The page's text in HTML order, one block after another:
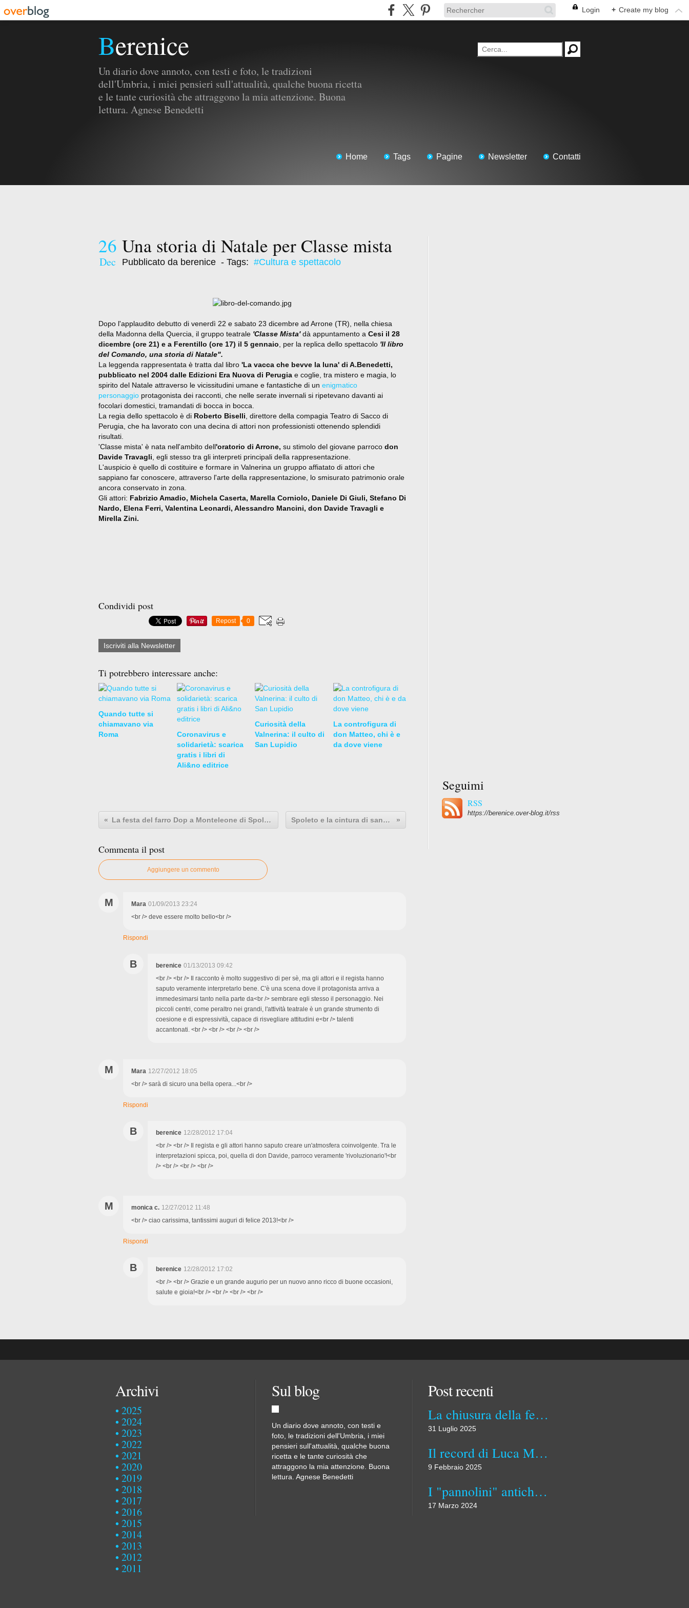
Login + Create my blog
Berenice
Un diario dove annoto, con testi e foto, le tradizioni
dell'Umbria, i miei pensieri sull'attualità, qualche buona ricetta
e le tante curiosità che attraggono la mia attenzione. Buona
lettura. Agnese Benedetti
Home Tags Pagine Newsletter Contatti
26
Dec
Una storia di Natale per Classe mista
Pubblicato da berenice - Tags: #Cultura e spettacolo
Dopo l'applaudito debutto di venerdì 22 e sabato 23 dicembre ad Arrone (TR), nella chiesa
della Madonna della Quercia, il gruppo teatrale 'Classe Mista'dà appuntamento a Cesi il 28
dicembre (ore 21) e a Ferentillo (ore 17) il 5 gennaio , per la replica dello spettacolo 'Il libro
del Comando, una storia di Natale".
La leggenda rappresentata è tratta dal libro 'La vacca che bevve la luna' di A.Benedetti,
pubblicato nel 2004 dalle Edizioni Era Nuova di Perugia e coglie, tra mistero e magia, lo
spirito del Natale attraverso le vicissitudini umane e fantastiche di un enigmatico
personaggio protagonista dei racconti, che nelle serate invernali si ripetevano davanti ai
focolari domestici, tramandati di bocca in bocca.
La regia dello spettacolo è di Roberto Biselli , direttore della compagia Teatro di Sacco di
Perugia, che ha lavorato con una decina di attori non professionisti ottenendo splendidi
risultati.
'Classe mista' è nata nell'ambito dell'oratorio di Arrone, su stimolo del giovane parroco don
Davide Travagli , egli stesso tra gli interpreti principali della rappresentazione.
L'auspicio è quello di costituire e formare in Valnerina un gruppo affiatato di attori che
sappiano far conoscere, attraverso l'arte della rappresentazione, lo smisurato patrimonio orale
ancora conservato in zona.
Gli attori: Fabrizio Amadio, Michela Caserta, Marella Corniolo, Daniele Di Giuli, Stefano Di
Nardo, Elena Ferri, Valentina Leonardi, Alessandro Mancini, don Davide Travagli e
Mirella Zini.
Condividi post
Repost 0
Iscriviti alla Newsletter
Ti potrebbero interessare anche:
Quando tutte si
chiamavano via
Roma
Coronavirus e
solidarietà: scarica
gratis i libri di
Ali&no editrice
Curiosità della
Valnerina: il culto di
San Lupidio
La controfigura di
don Matteo, chi è e
da dove viene
La festa del farro Dop a Monteleone di Spoleto Spoleto e la cintura di santità
Commenta il post
Aggiungere un commento
M Mara 01/09/2013 23:24
<br /> deve essere molto bello<br />
Rispondi
B berenice 01/13/2013 09:42
<br /> <br /> Il racconto è molto suggestivo di per sè, ma gli attori e il regista hanno
saputo veramente interpretarlo bene. C'è una scena dove il protagonista arriva a
immedesimarsi tanto nella parte da<br /> sembrare egli stesso il personaggio. Nei
piccoli centri, come peraltro nei grandi, l'attività teatrale è un grande strumento di
coesione e di espressività, capace di risvegliare attitudini e<br /> talenti
accantonati. <br /> <br /> <br /> <br />
M Mara 12/27/2012 18:05
<br /> sarà di sicuro una bella opera...<br />
Rispondi
B berenice 12/28/2012 17:04
<br /> <br /> Il regista e gli attori hanno saputo creare un'atmosfera coinvolgente. Tra le
interpretazioni spicca, poi, quella di don Davide, parroco veramente 'rivoluzionario'!<br
/> <br /> <br /> <br />
M monica c. 12/27/2012 11:48
<br /> ciao carissima, tantissimi auguri di felice 2013!<br />
Rispondi
B berenice 12/28/2012 17:02
<br /> <br /> Grazie e un grande augurio per un nuovo anno ricco di buone occasioni,
salute e gioia!<br /> <br /> <br /> <br />
Seguimi
RSS
https://berenice.over-blog.it/rss
Archivi
2025
2024
2023
2022
2021
2020
2019
2018
2017
2016
2015
2014
2013
2012
2011
Sul blog
Un diario dove annoto, con testi e
foto, le tradizioni dell'Umbria, i miei
pensieri sull'attualità, qualche buona
ricetta e le tante curiosità che
attraggono la mia attenzione. Buona
lettura. Agnese Benedetti
Post recenti
La chiusura della ferrovia Spoleto-Norcia. Il 31 luglio 1968 e il contributo dei Comuni
31 Luglio 2025
Il record di Luca Marino: visitare tutti i 92 comuni dell'Umbria
9 Febbraio 2025
I "pannolini" antichi assorbenti di stoffa
17 Marzo 2024